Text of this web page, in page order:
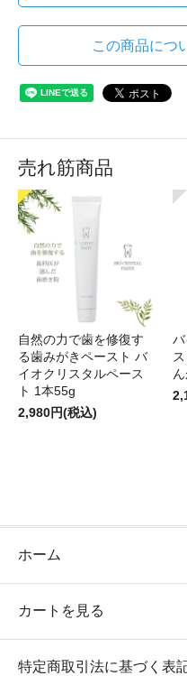
この商品につ
売れ筋商品
自然の力で歯を修復す
る歯みがきペースト バ
イオクリスタルペース
ト 1本55g
2,980円(税込)
ホーム
カートを見る
特定商取引法に基づく表